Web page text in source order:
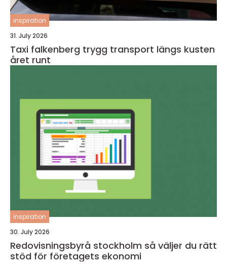
inspiration
31. July 2026
Taxi falkenberg trygg transport längs kusten
året runt
inspiration
30. July 2026
Redovisningsbyrå stockholm så väljer du rätt
stöd för företagets ekonomi